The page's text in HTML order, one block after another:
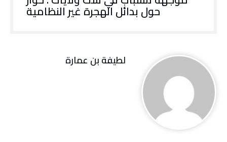
حول بدائل الهجرة غير النظامية
لطيفة بن عمارة